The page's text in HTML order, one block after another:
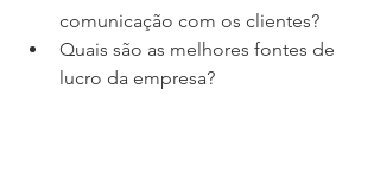
comunicação com os clientes?
Quais são as melhores fontes de
lucro da empresa?